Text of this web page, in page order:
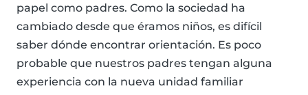
papel como padres. Como la sociedad ha
cambiado desde que éramos niños, es difícil
saber dónde encontrar orientación. Es poco
probable que nuestros padres tengan alguna
experiencia con la nueva unidad familiar